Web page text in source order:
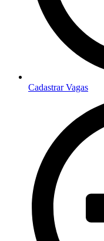
Cadastrar Vagas